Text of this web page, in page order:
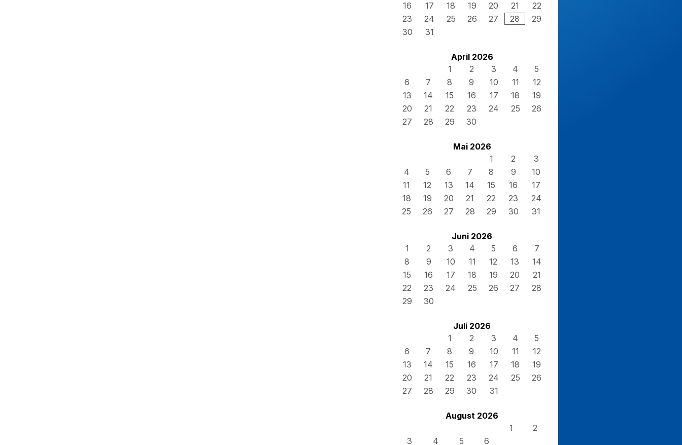
16
17 18 19 20 21
22
23
24 25 26 27 28
29
30
31
April 2026
1
2 3 4
5
6
7 8 9 10 11
12
13
14 15 16 17 18
19
20
21 22 23 24 25
26
27
28 29 30
Mai 2026
1
2
3
4
5 6 7 8 9
10
11
12 13 14 15 16
17
18
19 20 21 22 23
24
25
26 27 28 29 30 31
Juni 2026
1
2 3 4 5 6
7
8
9 10 11 12 13
14
15
16 17 18 19 20
21
22
23 24 25 26 27
28
29
30
Juli 2026
1
2 3 4
5
6
7 8 9 10 11
12
13
14 15 16 17 18
19
20
21 22 23 24 25
26
27
28 29 30 31
August 2026
1
2
3
4 5 6